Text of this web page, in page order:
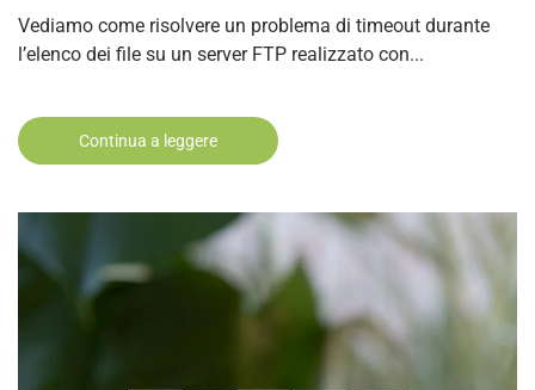
Vediamo come risolvere un problema di timeout durante
l’elenco dei file su un server FTP realizzato con...
Continua a leggere